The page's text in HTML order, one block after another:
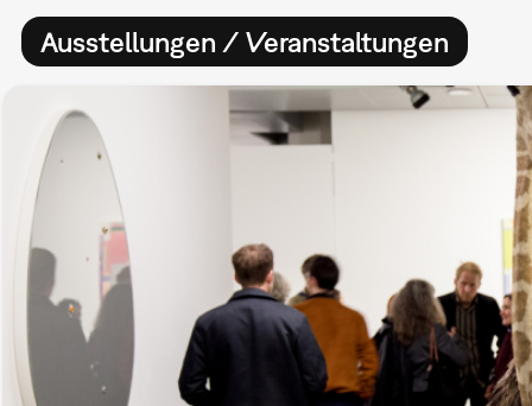
Ausstellungen / Veranstaltungen